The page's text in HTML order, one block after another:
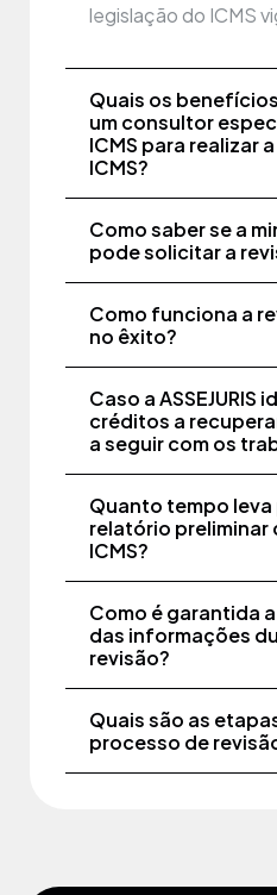
legislação do ICMS
Quais os
um consultor
ICMS para realizar
ICMS?
Como saber se a
pode solicitar a
Como funciona a
no êxito?
Caso a ASSEJURIS
créditos a
a seguir com os
Quanto tempo
relatório preliminar
ICMS?
Como é garantida
das informações
revisão?
Quais são as
processo de